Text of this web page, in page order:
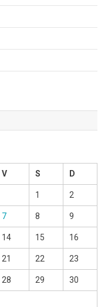
V S D
1 2
7 8 9
14 15 16
21 22 23
28 29 30